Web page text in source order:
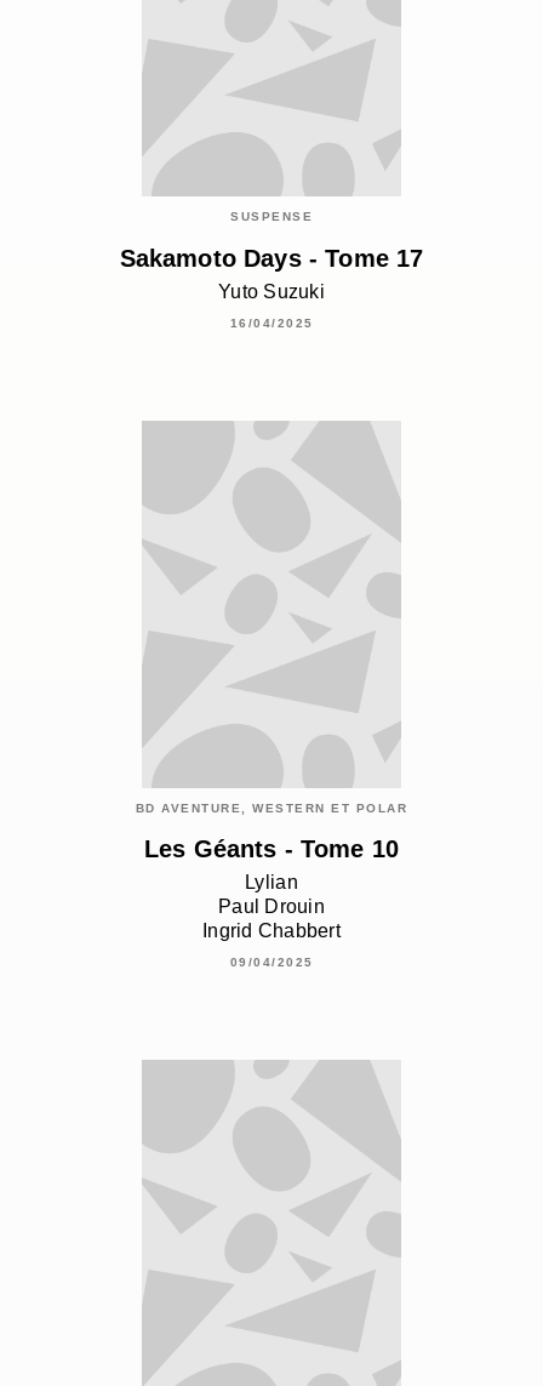
SUSPENSE
Sakamoto Days - Tome 17
Yuto Suzuki
16/04/2025
BD AVENTURE, WESTERN ET POLAR
Les Géants - Tome 10
Lylian
Paul Drouin
Ingrid Chabbert
09/04/2025